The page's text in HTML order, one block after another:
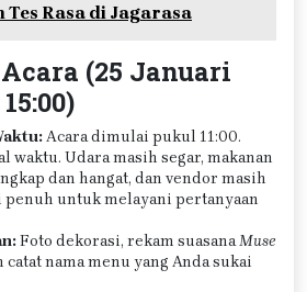
Tes Rasa di Jagarasa
Acara (25 Januari
Acara dimulai pukul 11:00.
waktu. Udara masih segar, makanan
dan hangat, dan vendor masih
untuk melayani pertanyaan
Foto dekorasi, rekam suasanaMuse
catat nama menu yang Anda sukai